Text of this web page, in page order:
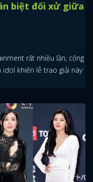
biệt đối xử giữa
rất nhiều lần, cộng
khiến lễ trao giải này